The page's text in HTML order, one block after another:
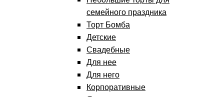
семейного праздника
Торт Бомба
Детские
Свадебные
Для нее
Для него
Корпоративные